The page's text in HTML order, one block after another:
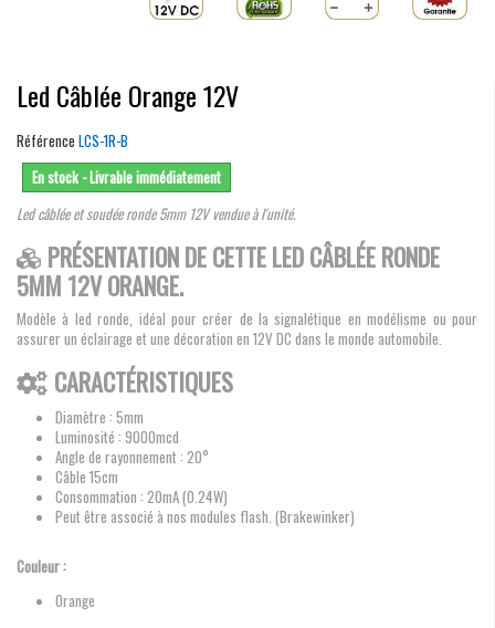
Led Câblée Orange 12V
Référence LCS-1R-B
En stock - Livrable immédiatement
Led câblée et soudée ronde 5mm 12V vendue à l'unité.
PRÉSENTATION DE CETTE LED CÂBLÉE RONDE
5MM 12V ORANGE.
Modèle à led ronde, idéal pour créer de la signalétique en modélisme ou pour
assurer un éclairage et une décoration en 12V DC dans le monde automobile.
CARACTÉRISTIQUES
Diamètre : 5mm
Luminosité : 9000mcd
Angle de rayonnement : 20°
Câble 15cm
Consommation : 20mA (0.24W)
Peut être associé à nos modules flash. (Brakewinker)
Couleur :
Orange